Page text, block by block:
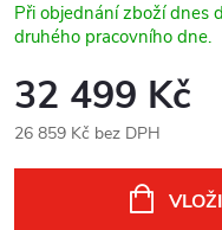
Při objednání zboží dnes
druhého pracovního dne.
32 499 Kč
26 859 Kč bez DPH